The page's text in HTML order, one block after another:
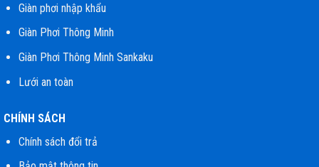
Giàn phơi nhập khẩu
Giàn Phơi Thông Minh
Giàn Phơi Thông Minh Sankaku
Lưới an toàn
CHÍNH SÁCH
Chính sách đổi trả